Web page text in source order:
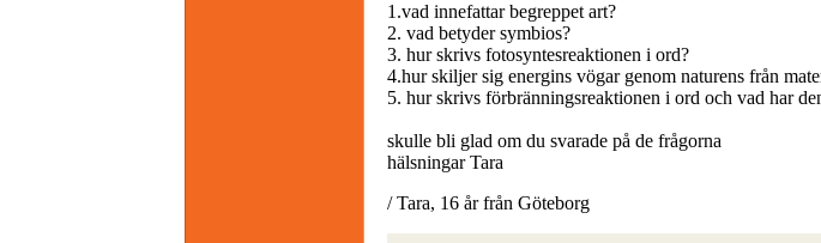
1.vad innefattar begreppet art?
2. vad betyder symbios?
3. hur skrivs fotosyntesreaktionen i ord?
4.hur skiljer sig energins vögar genom naturens från
5. hur skrivs förbränningsreaktionen i ord och vad har
skulle bli glad om du svarade på de frågorna
hälsningar Tara
/ Tara, 16 år från Göteborg